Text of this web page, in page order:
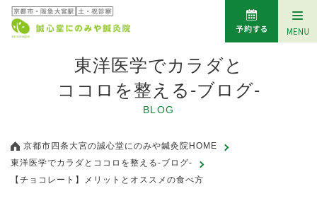
東洋医学でカラダと
ココロを整える-ブログ-
BLOG
京都市四条大宮の誠心堂にのみや鍼灸院HOME
東洋医学でカラダとココロを整える-ブログ-
【チョコレート】メリットとオススメの食べ方